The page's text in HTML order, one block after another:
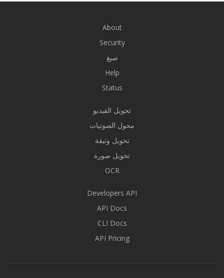
About
Security
صيغ
Help
Status
تحويل الفيديو
محول الصوتيات
تحويل وثيقة
تحويل صورة
OCR
Developers API
API Docs
CLI Docs
API Pricing